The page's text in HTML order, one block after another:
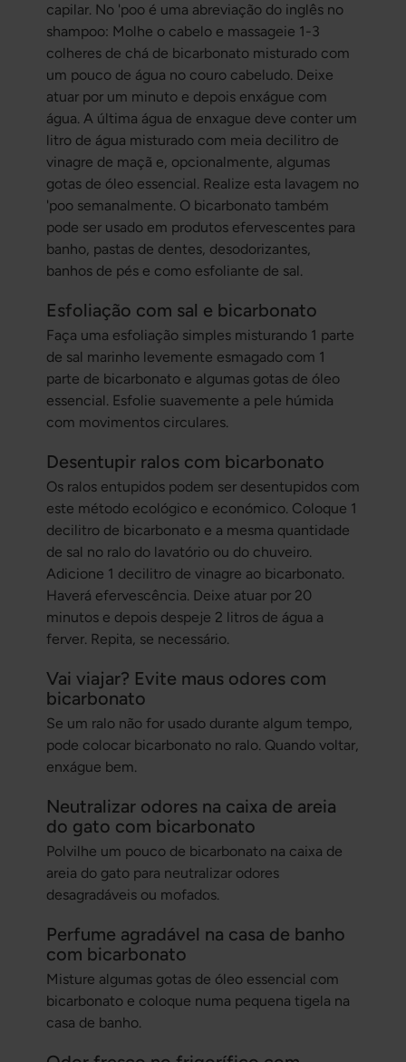
capilar. No 'poo é uma abreviação do inglês no
shampoo: Molhe o cabelo e massageie 1-3
colheres de chá de bicarbonato misturado com
um pouco de água no couro cabeludo. Deixe
atuar por um minuto e depois enxágue com
água. A última água de enxague deve conter um
litro de água misturado com meia decilitro de
vinagre de maçã e, opcionalmente, algumas
gotas de óleo essencial. Realize esta lavagem no
'poo semanalmente. O bicarbonato também
pode ser usado em produtos efervescentes para
banho, pastas de dentes, desodorizantes,
banhos de pés e como esfoliante de sal.
Esfoliação com sal e bicarbonato
Faça uma esfoliação simples misturando 1 parte
de sal marinho levemente esmagado com 1
parte de bicarbonato e algumas gotas de óleo
essencial. Esfolie suavemente a pele húmida
com movimentos circulares.
Desentupir ralos com bicarbonato
Os ralos entupidos podem ser desentupidos com
este método ecológico e económico. Coloque 1
decilitro de bicarbonato e a mesma quantidade
de sal no ralo do lavatório ou do chuveiro.
Adicione 1 decilitro de vinagre ao bicarbonato.
Haverá efervescência. Deixe atuar por 20
minutos e depois despeje 2 litros de água a
ferver. Repita, se necessário.
Vai viajar? Evite maus odores com
bicarbonato
Se um ralo não for usado durante algum tempo,
pode colocar bicarbonato no ralo. Quando voltar,
enxágue bem.
Neutralizar odores na caixa de areia
do gato com bicarbonato
Polvilhe um pouco de bicarbonato na caixa de
areia do gato para neutralizar odores
desagradáveis ou mofados.
Perfume agradável na casa de banho
com bicarbonato
Misture algumas gotas de óleo essencial com
bicarbonato e coloque numa pequena tigela na
casa de banho.